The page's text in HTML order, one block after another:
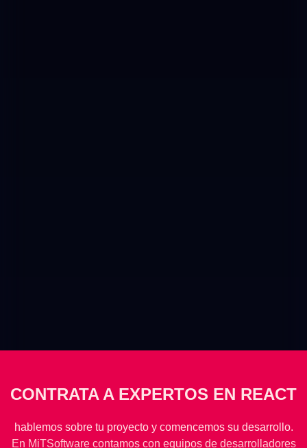
CONTRATA A EXPERTOS EN REACT
hablemos sobre tu proyecto y comencemos su desarrollo.
En MiTSoftware contamos con equipos de desarrolladores